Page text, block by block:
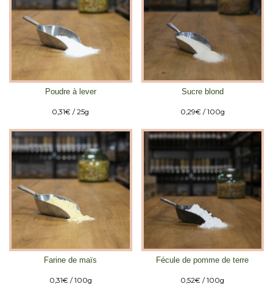
Poudre à lever
0,31€ / 25g
Sucre blond
0,29€ / 100g
Farine de maïs
0,31€ / 100g
Fécule de pomme de terre
0,52€ / 100g